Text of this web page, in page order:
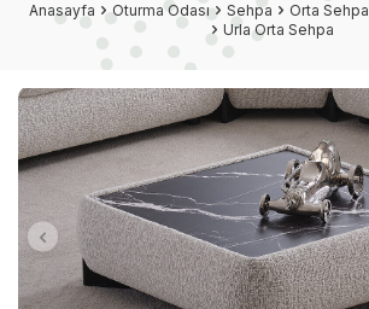
Anasayfa Oturma Odası Sehpa Orta Sehpa
Urla Orta Sehpa